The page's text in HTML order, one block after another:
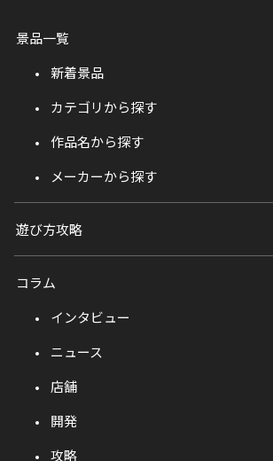
景品一覧
新着景品
カテゴリから探す
作品名から探す
メーカーから探す
遊び方攻略
コラム
インタビュー
ニュース
店舗
開発
攻略